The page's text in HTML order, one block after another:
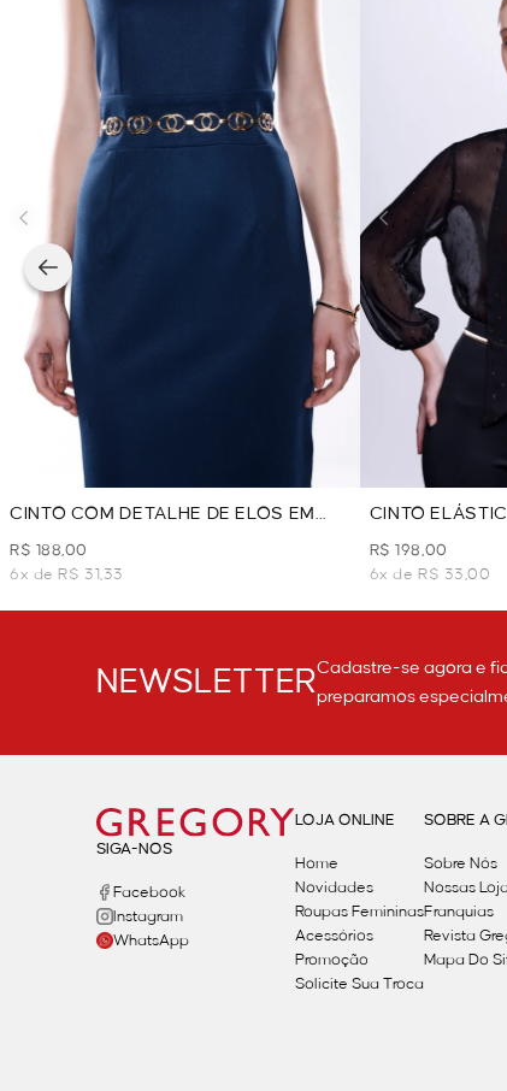
CINTO COM DETALHE DE ELOS EM
METAL - DOURADO
R$ 188,00
6x de R$ 31,33
CINTO
FIVELA
R$ 198,00
6x de R$ 33,00
NEWSLETTERCadastre-se agora e
preparamos
SIGA-NOS
Facebook
Instagram
WhatsApp
LOJA ONLINE
Home
Novidades
Roupas Femininas
Acessórios
Promoção
Solicite Sua Troca
SOBRE A
Sobre Nós
Nossas
Franquias
Revista
Mapa Do